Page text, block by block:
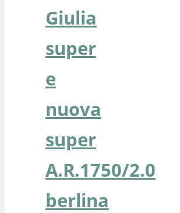
Giulia
super
e
nuova
super
A.R.1750/2.0
berlina